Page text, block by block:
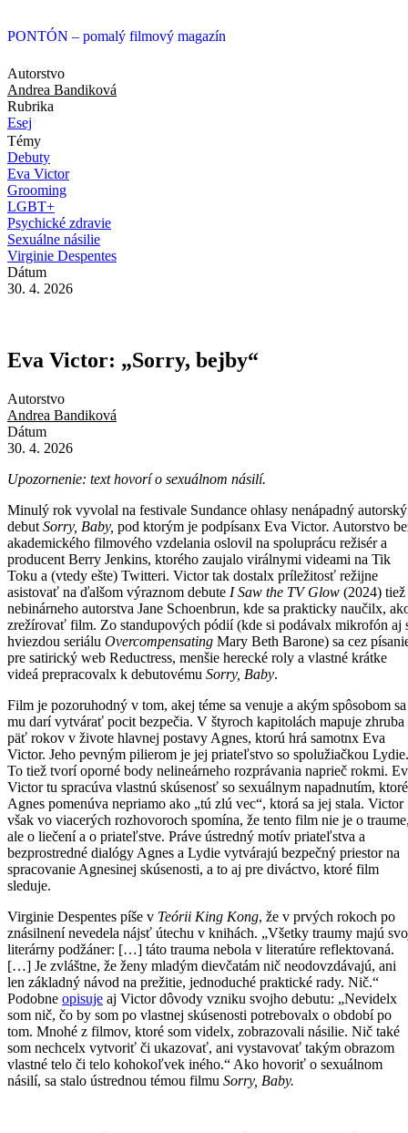
PONTÓN – pomalý filmový magazín
Autorstvo
Andrea Bandiková
Rubrika
Esej
Témy
Debuty
Eva Victor
Grooming
LGBT+
Psychické zdravie
Sexuálne násilie
Virginie Despentes
Dátum
30. 4. 2026
Eva Victor: „Sorry, bejby“
Autorstvo
Andrea Bandiková
Dátum
30. 4. 2026
Upozornenie: text hovorí o sexuálnom násilí.
Minulý rok vyvolal na festivale Sundance ohlasy nenápadný autorský
debut Sorry, Baby, pod ktorým je podpísanx Eva Victor. Autorstvo
akademického filmového vzdelania oslovil na spoluprácu režisér a
producent Berry Jenkins, ktorého zaujalo virálnymi videami na Tik
Toku a (vtedy ešte) Twitteri. Victor tak dostalx príležitosť režijne
asistovať na ďalšom výraznom debute I Saw the TV Glow (2024) tiež
nebinárneho autorstva Jane Schoenbrun, kde sa prakticky naučilx,
zrežírovať film. Zo standupových pódií (kde si podávalx mikrofón aj
hviezdou seriálu Overcompensating Mary Beth Barone) sa cez
pre satirický web Reductress, menšie herecké roly a vlastné krátke
videá prepracovalx k debutovému Sorry, Baby.
Film je pozoruhodný v tom, akej téme sa venuje a akým spôsobom sa
mu darí vytvárať pocit bezpečia. V štyroch kapitolách mapuje zhruba
päť rokov v živote hlavnej postavy Agnes, ktorú hrá samotnx Eva
Victor. Jeho pevným pilierom je jej priateľstvo so spolužiačkou Lydie.
To tiež tvorí oporné body nelineárneho rozprávania naprieč rokmi.
Victor tu spracúva vlastnú skúsenosť so sexuálnym napadnutím, ktoré
Agnes pomenúva nepriamo ako „tú zlú vec“, ktorá sa jej stala. Victor
však vo viacerých rozhovoroch spomína, že tento film nie je o
ale o liečení a o priateľstve. Práve ústredný motív priateľstva a
bezprostredné dialógy Agnes a Lydie vytvárajú bezpečný priestor na
spracovanie Agnesinej skúsenosti, a to aj pre diváctvo, ktoré film
sleduje.
Virginie Despentes píše v Teórii King Kong, že v prvých rokoch po
znásilnení nevedela nájsť útechu v knihách. „Všetky traumy majú
literárny podžáner: […] táto trauma nebola v literatúre reflektovaná.
[…] Je zvláštne, že ženy mladým dievčatám nič neodovzdávajú, ani
len základný návod na prežitie, jednoduché praktické rady. Nič.“
Podobne opisuje aj Victor dôvody vzniku svojho debutu: „Nevidelx
som nič, čo by som po vlastnej skúsenosti potrebovalx o období po
tom. Mnohé z filmov, ktoré som videlx, zobrazovali násilie. Nič také
som nechcelx vytvoriť či ukazovať, ani vystavovať takým obrazom
vlastné telo či telo kohokoľvek iného.“ Ako hovoriť o sexuálnom
násilí, sa stalo ústrednou témou filmu Sorry, Baby.